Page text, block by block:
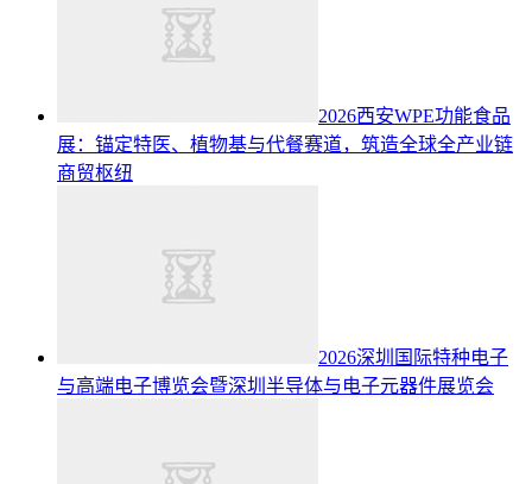
2026西安WPE功能食品
展：锚定特医、植物基与代餐赛道，筑造全球全产业链
商贸枢纽
2026深圳国际特种电子
与高端电子博览会暨深圳半导体与电子元器件展览会